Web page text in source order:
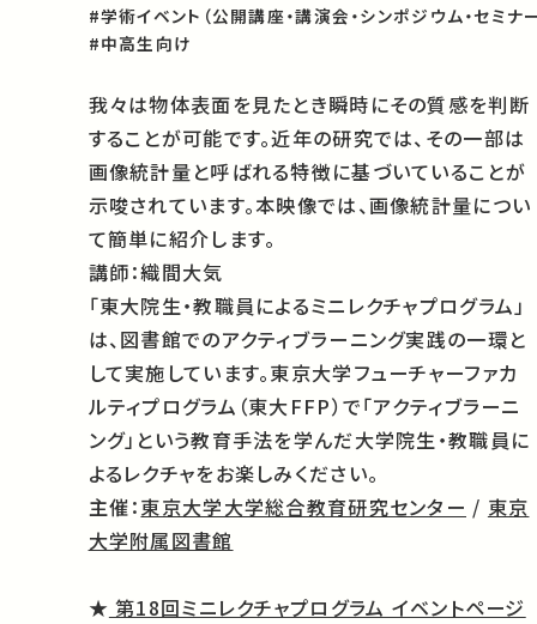
#学術イベント（公開講座・講演会・シンポジウム・セミナ
#中高生向け
我々は物体表面を見たとき瞬時にその質感を判断
することが可能です。近年の研究では、その一部は
画像統計量と呼ばれる特徴に基づいていることが
示唆されています。本映像では、画像統計量につい
て簡単に紹介します。
講師：織間大気
「東大院生・教職員によるミニレクチャプログラム」
は、図書館でのアクティブラーニング実践の一環と
して実施しています。東京大学フューチャーファカ
ルティプログラム（東大FFP）で「アクティブラーニ
ング」という教育手法を学んだ大学院生・教職員に
よるレクチャをお楽しみください。
主催：東京大学大学総合教育研究センター / 東京
大学附属図書館
★ 第18回ミニレクチャプログラム イベントページ